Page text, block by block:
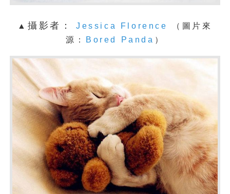
▲ 攝影者： Jessica Florence
（圖片來
源：
Bored Panda ）